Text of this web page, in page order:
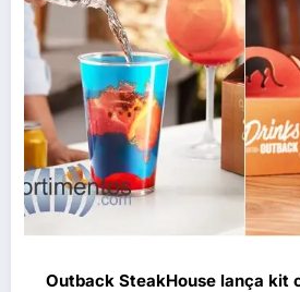
Outback SteakHouse lança kit